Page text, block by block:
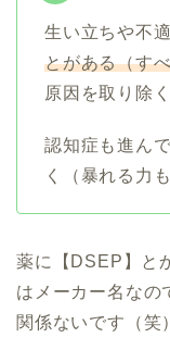
生い立ちや不
とがある（す
原因を取り除
認知症も進ん
く（暴れる力
薬に【DSEP】と
はメーカー名なの
関係ないです（笑）